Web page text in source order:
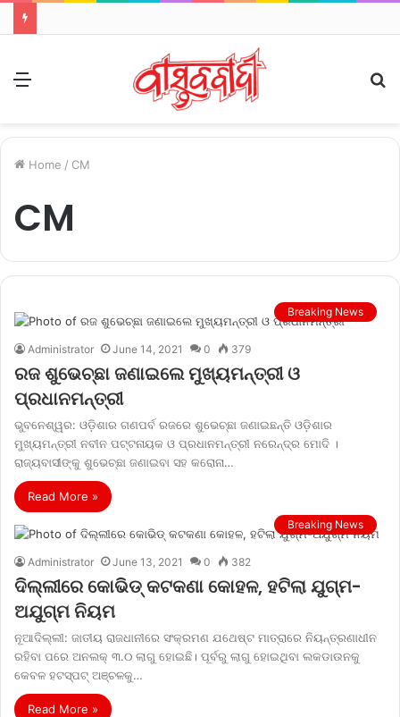
Home / CM
CM
Breaking News
Administrator June 14, 2021 0 379
ରଜ ଶୁଭେଚ୍ଛା ଜଣାଇଲେ ମୁଖ୍ୟମନ୍ତ୍ରୀ ଓ
ପ୍ରଧାନମନ୍ତ୍ରୀ
ଭୁବନେଶ୍ୱର: ଓଡ଼ିଶାର ଗଣପର୍ବ ରଜରେ ଶୁଭେଚ୍ଛା ଜଣାଇଛନ୍ତି ଓଡ଼ିଶାର
ମୁଖ୍ୟମନ୍ତ୍ରୀ ନବୀନ ପଟ୍ଟନାୟକ ଓ ପ୍ରଧାନମନ୍ତ୍ରୀ ନରେନ୍ଦ୍ର ମୋଦି ।
ରାଜ୍ୟବାସୀଙ୍କୁ ଶୁଭେଚ୍ଛା ଜଣାଇବା ସହ କରୋନା…
Read More »
Breaking News
Administrator June 13, 2021 0 382
ଦିଲ୍ଲୀରେ କୋଭିଡ୍ କଟକଣା କୋହଳ, ହଟିଲା ଯୁଗ୍ମ-
ଅଯୁଗ୍ମ ନିୟମ
ନୂଆଦିଲ୍ଲୀ: ଜାତୀୟ ରାଜଧାନୀରେ ସଂକ୍ରମଣ ଯଥେଷ୍ଟ ମାତ୍ରାରେ ନିୟନ୍ତ୍ରଣାଧୀନ
ରହିବା ପରେ ଅନଲକ୍ ୩.୦ ଲାଗୁ ହୋଇଛି। ପୂର୍ବରୁ ଲାଗୁ ହୋଇଥିବା ଲକଡାଉନକୁ
କେବଳ ହଟସ୍ପଟ୍ ଅଞ୍ଚଳକୁ…
Read More »